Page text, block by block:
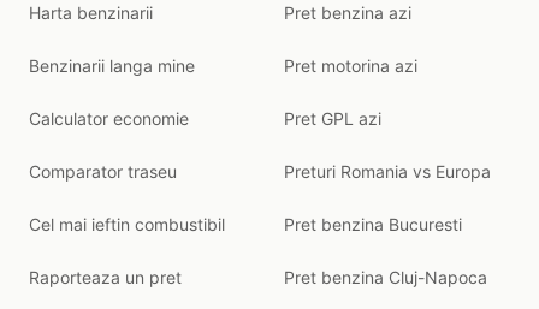
Harta benzinarii
Benzinarii langa mine
Calculator economie
Comparator traseu
Cel mai ieftin combustibil
Raporteaza un pret
Pret benzina azi
Pret motorina azi
Pret GPL azi
Preturi Romania vs Europa
Pret benzina Bucuresti
Pret benzina Cluj-Napoca